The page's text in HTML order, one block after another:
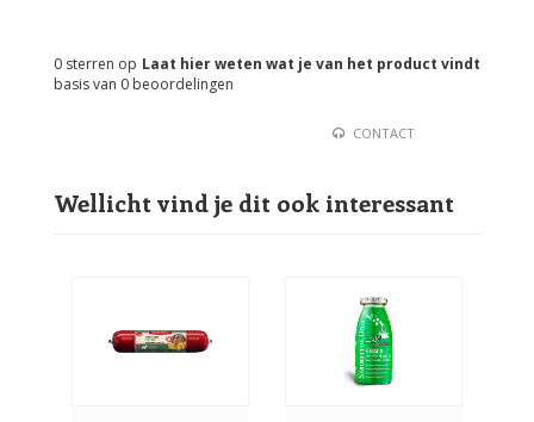
Laat hier weten wat je van het product vindt
0 sterren op
basis van 0 beoordelingen
CONTACT
Wellicht vind je dit ook interessant